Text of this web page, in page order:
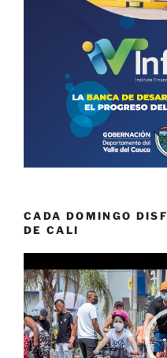
CADA DOMINGO
DE CALI
de
vídeo